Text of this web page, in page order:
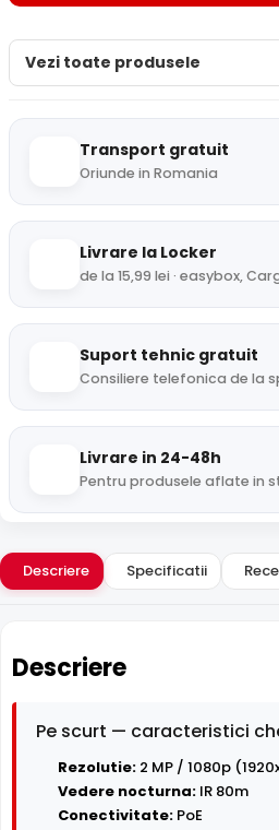
Vezi toate produsele
Transport gratuit
Oriunde in Romania
Livrare la Locker
de la 15,99 lei · easybox,
Suport tehnic gratuit
Consiliere telefonica de la
Livrare in 24-48h
Pentru produsele aflate in
Descriere Specificatii
Descriere
Pe scurt — caracteristici
Rezolutie: 2 MP / 1080p
Vedere nocturna: IR 80m
Conectivitate: PoE